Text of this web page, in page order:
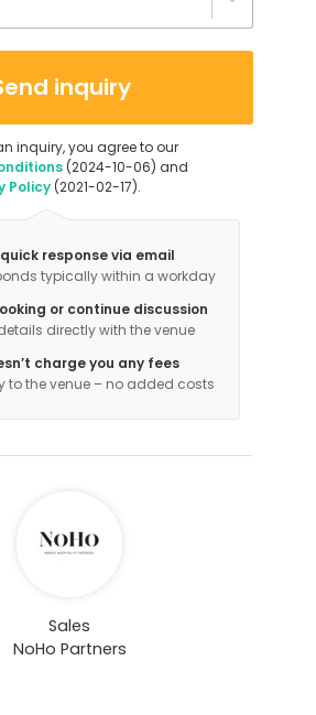
inquiry
inquiry, you agree to our
(2024-10-06) and
Policy(2021-02-17).
response via email
typically within a workday
or continue discussion
directly with the venue
charge you any fees
to the venue – no added costs
Sales
NoHo Partners